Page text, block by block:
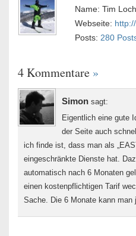
Name: Tim
Webseite:
Posts: 280
4 Kommentare »
Simon sagt:
Eigentlich eine gute
der Seite auch
ich finde ist, dass man als
eingeschränkte Dienste hat.
automatisch nach 6 Monaten
einen kostenpflichtigen Tarif
Sache. Die 6 Monate kann man